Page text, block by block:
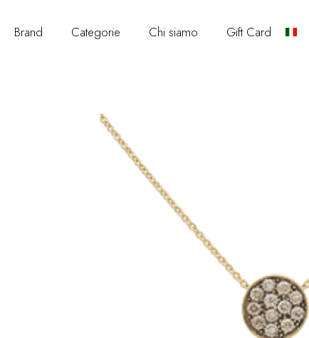
Brand Categorie Chi siamo Gift Card